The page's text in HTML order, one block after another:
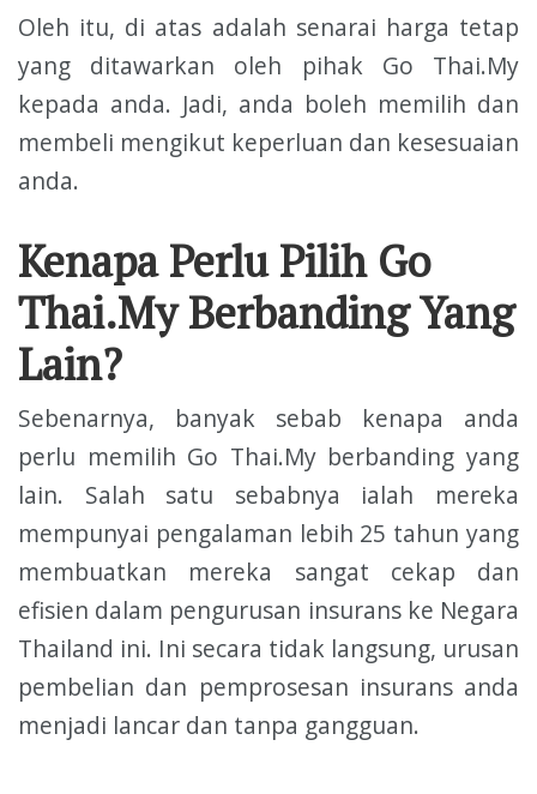
Oleh itu, di atas adalah senarai harga tetap
yang ditawarkan oleh pihak Go Thai.My
kepada anda. Jadi, anda boleh memilih dan
membeli mengikut keperluan dan kesesuaian
anda.
Kenapa Perlu Pilih Go
Thai.My Berbanding Yang
Lain?
Sebenarnya, banyak sebab kenapa anda
perlu memilih Go Thai.My berbanding yang
lain. Salah satu sebabnya ialah mereka
mempunyai pengalaman lebih 25 tahun yang
membuatkan mereka sangat cekap dan
efisien dalam pengurusan insurans ke Negara
Thailand ini. Ini secara tidak langsung, urusan
pembelian dan pemprosesan insurans anda
menjadi lancar dan tanpa gangguan.